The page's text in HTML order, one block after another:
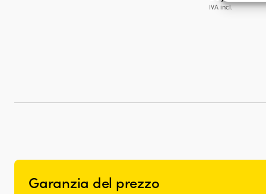
errori,
IVA incl.
Garanzia del prezzo